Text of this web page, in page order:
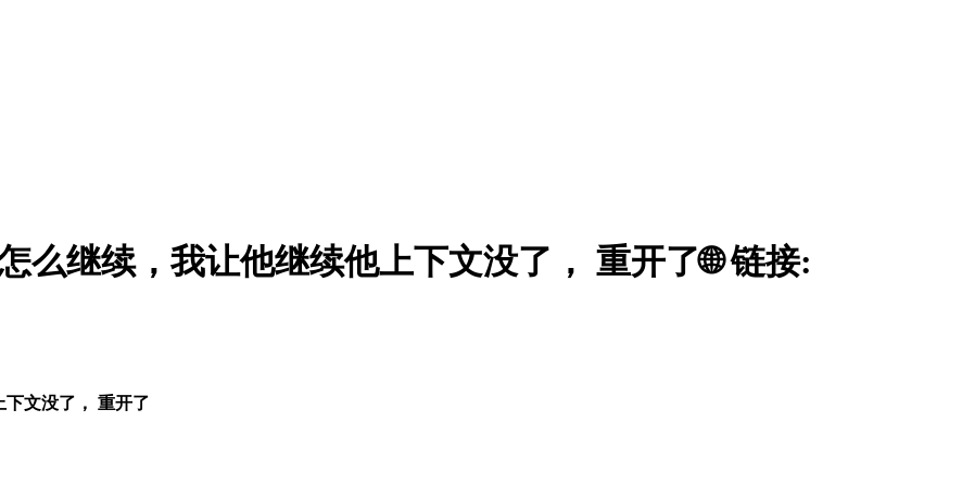
么继续，我让他继续他上下文没了， 重开了🌐 链接:
文没了， 重开了